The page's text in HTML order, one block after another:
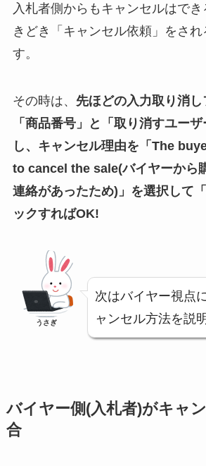
入札者側からもキャンセルはでき
きどき「キャンセル依頼」をされ
す。
その時は、 先ほどの入力取り消し
「商品番号」と「取り消すユー
し、キャンセル理由を「The
to cancel the sale(バイヤーから
連絡があったため)」を選択して
ックすればOK!
うさぎ
次はバイヤー視点
ャンセル方法を説
バイヤー側(入札者)がキャ
合